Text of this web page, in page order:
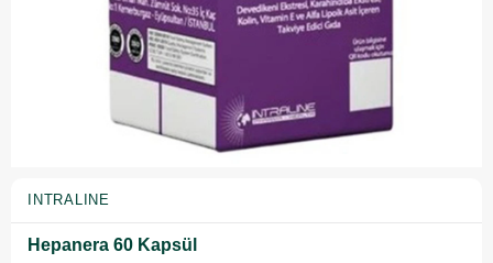
INTRALINE
Hepanera 60 Kapsül